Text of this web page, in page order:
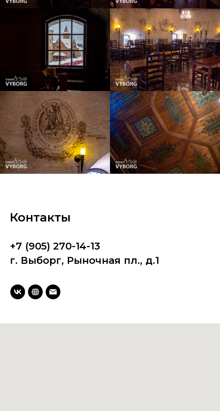
Контакты
+7 (905) 270-14-13
г. Выборг, Рыночная пл., д.1